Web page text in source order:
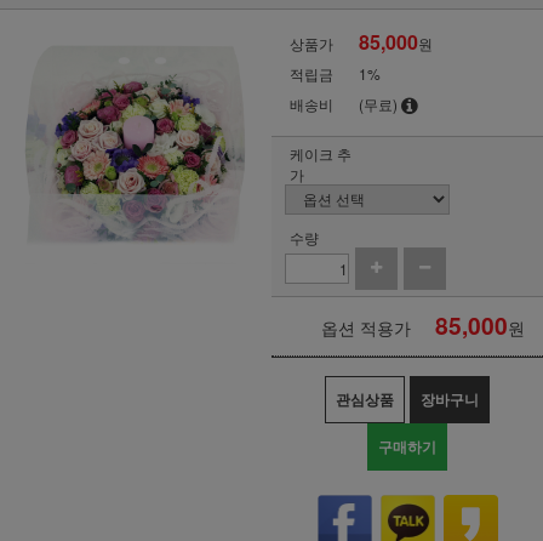
상품가 85,000원
적립금
1%
배송비
(무료)
케이크 추
가
수량
옵션 적용가 85,000원
관심상품 장바구니
구매하기